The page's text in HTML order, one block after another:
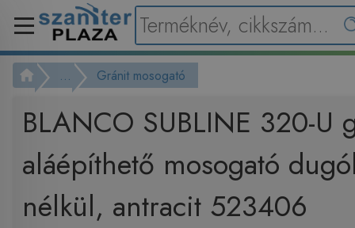
... Gránit mosogató
BLANCO SUBLINE 320-U
aláépíthető mosogató
nélkül, antracit 523406